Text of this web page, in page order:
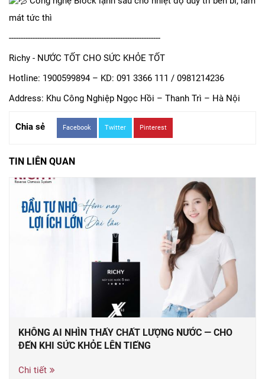
mát tức thì
----------------------------------------------------------------
Richy - NƯỚC TỐT CHO SỨC KHỎE TỐT
Hotline: 1900599894 – KD: 091 3366 111 / 0981214236
Address: Khu Công Nghiệp Ngọc Hồi – Thanh Trì – Hà Nội
Chia sẻ Facebook Twitter Pinterest
TIN LIÊN QUAN
KHÔNG AI NHÌN THẤY CHẤT LƯỢNG NƯỚC — CHO
ĐẾN KHI SỨC KHỎE LÊN TIẾNG
Chi tiết